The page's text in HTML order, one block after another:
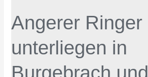
Angerer Ringer
unterliegen in
Burgebrach und
Burgebrach
und
gewinnen
Aichach